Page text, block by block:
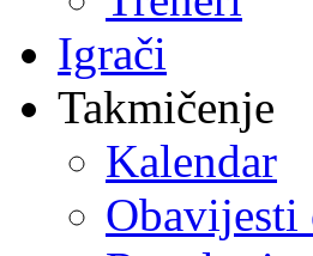
Igrači
Takmičenje
Kalendar